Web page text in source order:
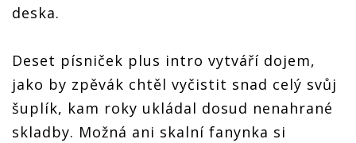
deska.
Deset písniček plus intro vytváří dojem,
jako by zpěvák chtěl vyčistit snad celý svůj
šuplík, kam roky ukládal dosud nenahrané
skladby. Možná ani skalní fanynka si